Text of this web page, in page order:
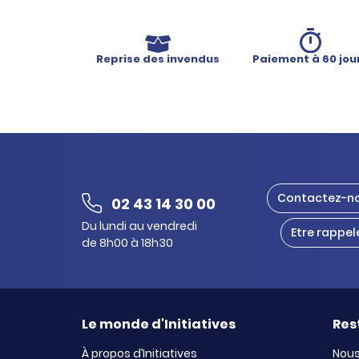
Reprise des invendus Paiement à 60
02 43 14 30 00
Du lundi au vendredi
de 8h00 à 18h30
Contactez-
Etre
Le monde d'Initiatives
À propos d’Initiatives